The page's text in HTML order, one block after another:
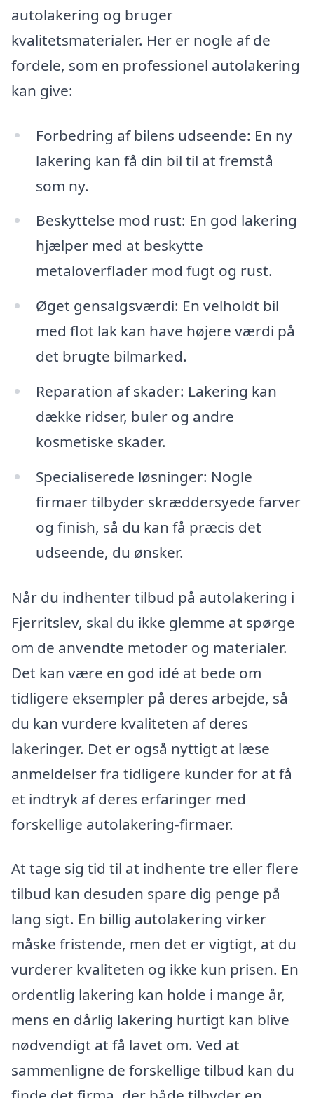
autolakering og bruger
kvalitetsmaterialer. Her er nogle af de
fordele, som en professionel autolakering
kan give:
Forbedring af bilens udseende: En ny
lakering kan få din bil til at fremstå
som ny.
Beskyttelse mod rust: En god lakering
hjælper med at beskytte
metaloverflader mod fugt og rust.
Øget gensalgsværdi: En velholdt bil
med flot lak kan have højere værdi på
det brugte bilmarked.
Reparation af skader: Lakering kan
dække ridser, buler og andre
kosmetiske skader.
Specialiserede løsninger: Nogle
firmaer tilbyder skræddersyede farver
og finish, så du kan få præcis det
udseende, du ønsker.
Når du indhenter tilbud på autolakering i
Fjerritslev, skal du ikke glemme at spørge
om de anvendte metoder og materialer.
Det kan være en god idé at bede om
tidligere eksempler på deres arbejde, så
du kan vurdere kvaliteten af deres
lakeringer. Det er også nyttigt at læse
anmeldelser fra tidligere kunder for at få
et indtryk af deres erfaringer med
forskellige autolakering-firmaer.
At tage sig tid til at indhente tre eller flere
tilbud kan desuden spare dig penge på
lang sigt. En billig autolakering virker
måske fristende, men det er vigtigt, at du
vurderer kvaliteten og ikke kun prisen. En
ordentlig lakering kan holde i mange år,
mens en dårlig lakering hurtigt kan blive
nødvendigt at få lavet om. Ved at
sammenligne de forskellige tilbud kan du